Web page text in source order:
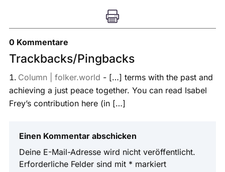

0 Kommentare
Trackbacks/Pingbacks
Column | folker.world - […] terms with the past and
achieving a just peace together. You can read Isabel
Frey’s contribution here (in […]
Einen Kommentar abschicken
Deine E-Mail-Adresse wird nicht veröffentlicht.
Erforderliche Felder sind mit * markiert